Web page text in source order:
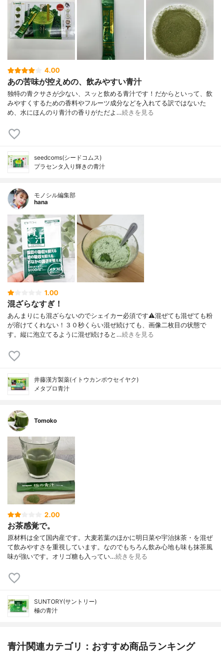
4.00
あの苦味が控えめの、飲みやすい青汁
独特の青クサさが少ない、スッと飲める青汁です！だからといって、飲
みやすくするための香料やフルーツ成分などを入れてる訳ではないた
め、水にほんのり青汁の香りがただよ…続きを見る
seedcoms(シードコムス)
プラセンタ入り輝きの青汁
モノシル編集部
hana
1.00
混ざらなすぎ！
あんまりにも混ざらないのでシェイカー必須です⚠混ぜても混ぜても粉
が溶けてくれない！３０秒くらい混ぜ続けても、画像二枚目の状態で
す。縦に泡立てるように混ぜ続けると…続きを見る
井藤漢方製薬(イトウカンポウセイヤク)
メタプロ青汁
Tomoko
2.00
お茶感覚で。
原材料は全て国内産です。大麦若葉のほかに明日菜や宇治抹茶・を混ぜ
て飲みやすさを重視しています。なのでもちろん飲み心地も味も抹茶風
味が強いです。オリゴ糖も入ってい…続きを見る
SUNTORY(サントリー)
極の青汁
青汁関連カテゴリ：おすすめ商品ランキング